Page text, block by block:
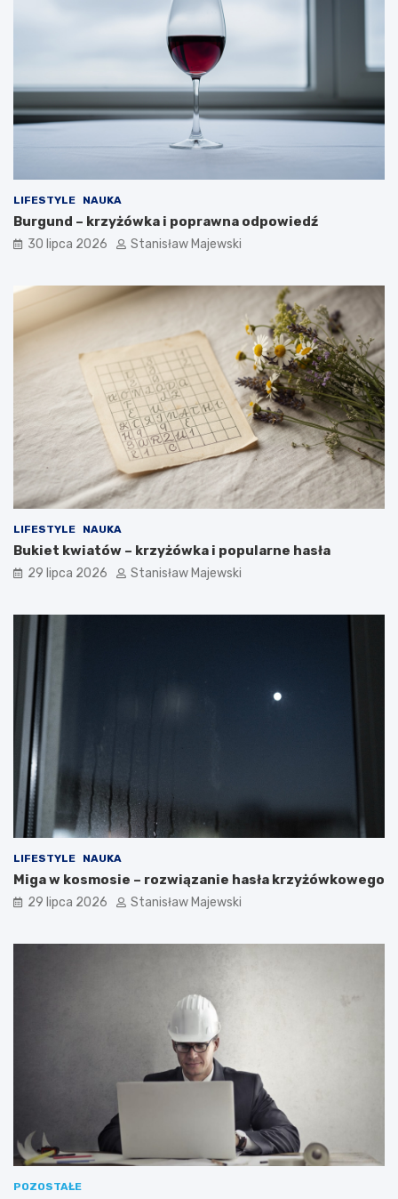
LIFESTYLE NAUKA
Burgund – krzyżówka i poprawna odpowiedź
30 lipca 2026 Stanisław Majewski
LIFESTYLE NAUKA
Bukiet kwiatów – krzyżówka i popularne hasła
29 lipca 2026 Stanisław Majewski
LIFESTYLE NAUKA
Miga w kosmosie – rozwiązanie hasła krzyżówkowego
29 lipca 2026 Stanisław Majewski
POZOSTAŁE